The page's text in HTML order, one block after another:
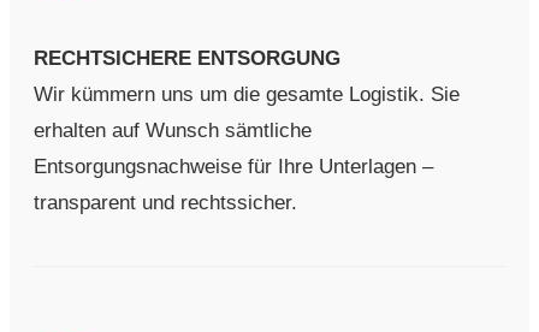
RECHTSICHERE ENTSORGUNG
Wir kümmern uns um die gesamte Logistik. Sie
erhalten auf Wunsch sämtliche
Entsorgungsnachweise für Ihre Unterlagen –
transparent und rechtssicher.